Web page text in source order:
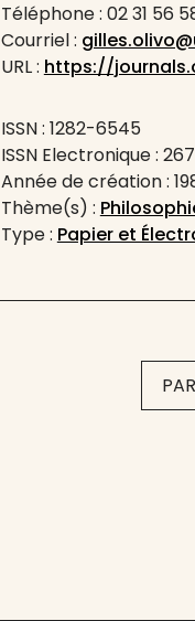
Téléphone : 02 31 56
Courriel :
URL : https://
ISSN : 1282-6545
ISSN Electronique :
Année de création :
Thème(s) :
Type : Papier et